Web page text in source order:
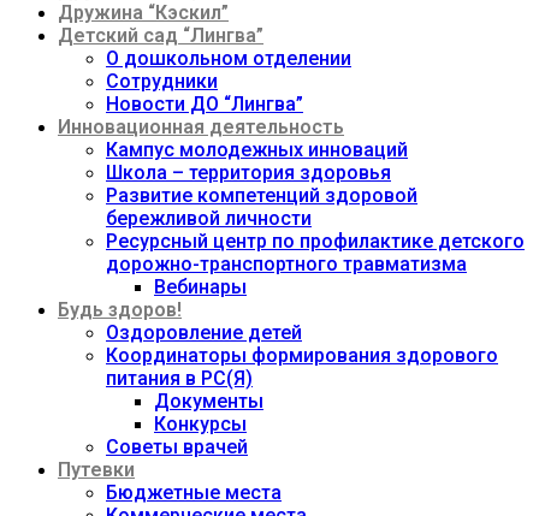
Дружина “Кэскил”
Детский сад “Лингва”
О дошкольном отделении
Сотрудники
Новости ДО “Лингва”
Инновационная деятельность
Кампус молодежных инноваций
Школа – территория здоровья
Развитие компетенций здоровой
бережливой личности
Ресурсный центр по профилактике детского
дорожно-транспортного травматизма
Вебинары
Будь здоров!
Оздоровление детей
Координаторы формирования здорового
питания в РС(Я)
Документы
Конкурсы
Советы врачей
Путевки
Бюджетные места